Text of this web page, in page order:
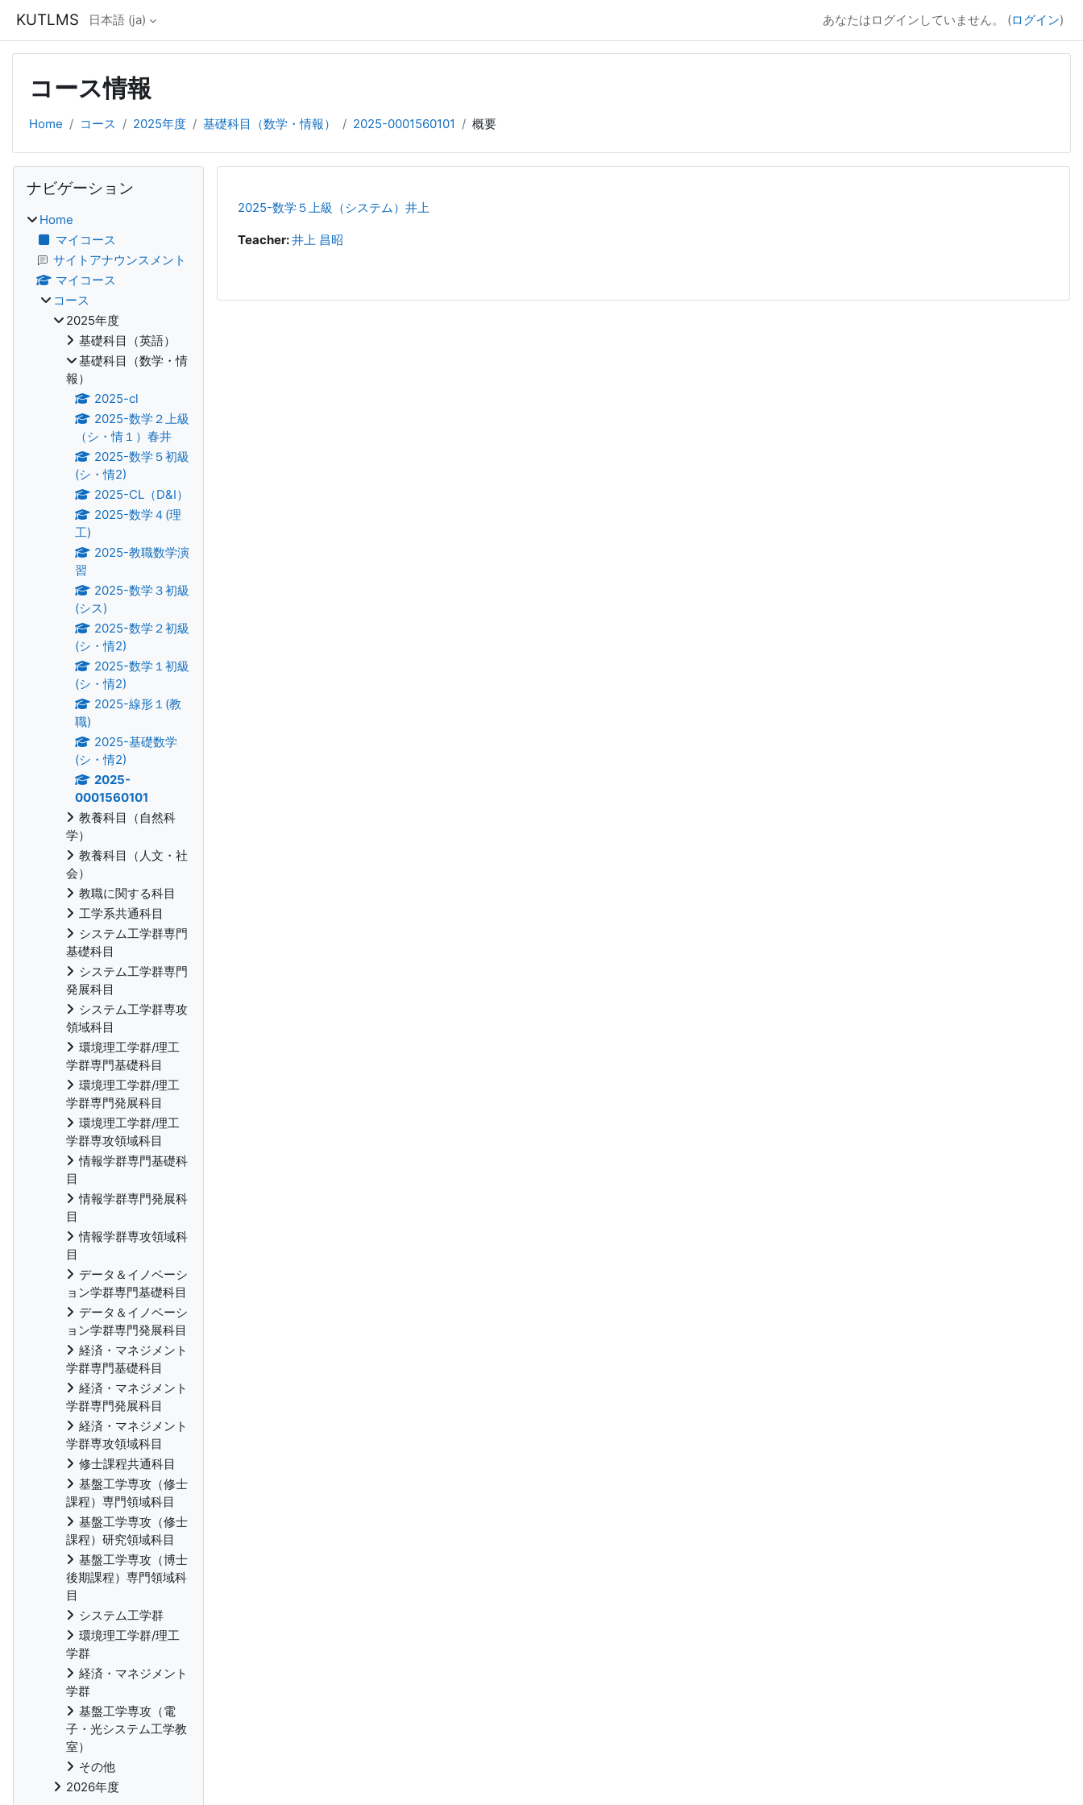
KUTLMS 日本語 ‎(ja)‎ あなたはログインしていません。 (ログイン)
コース情報
Home コース 2025年度 基礎科目（数学・情報） 2025-0001560101 概要
2025-数学５上級（システム）井上
Teacher:井上 昌昭
ブロック
ナビゲーション
Home
マイコース
サイトアナウンスメント
マイコース
コース
2025年度
基礎科目（英語）
基礎科目（数学・情
報）
2025-cl
2025-数学２上級
（シ・情１）春井
2025-数学５初級
(シ・情2)
2025-CL（D&I）
2025-数学４(理
工)
2025-教職数学演
習
2025-数学３初級
(シス)
2025-数学２初級
(シ・情2)
2025-数学１初級
(シ・情2)
2025-線形１(教
職)
2025-基礎数学
(シ・情2)
2025-
0001560101
教養科目（自然科
学）
教養科目（人文・社
会）
教職に関する科目
工学系共通科目
システム工学群専門
基礎科目
システム工学群専門
発展科目
システム工学群専攻
領域科目
環境理工学群/理工
学群専門基礎科目
環境理工学群/理工
学群専門発展科目
環境理工学群/理工
学群専攻領域科目
情報学群専門基礎科
目
情報学群専門発展科
目
情報学群専攻領域科
目
データ＆イノベーシ
ョン学群専門基礎科目
データ＆イノベーシ
ョン学群専門発展科目
経済・マネジメント
学群専門基礎科目
経済・マネジメント
学群専門発展科目
経済・マネジメント
学群専攻領域科目
修士課程共通科目
基盤工学専攻（修士
課程）専門領域科目
基盤工学専攻（修士
課程）研究領域科目
基盤工学専攻（博士
後期課程）専門領域科
目
システム工学群
環境理工学群/理工
学群
経済・マネジメント
学群
基盤工学専攻（電
子・光システム工学教
室）
その他
2026年度